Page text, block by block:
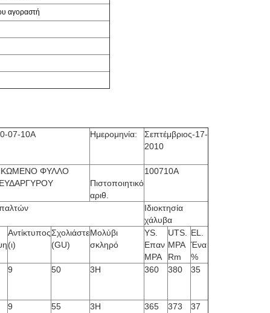
αγοραστή
07-10A Ημερομηνία:
Σεπτέμβριος-17-
2010
ΦΥΛΛΟ
Πιστοποιητικό
αριθ.
100710A
παλτών
Ιδιοκτησία
χάλυβα
Αντίκτυπος
(ι)
Σχολιάστε
(GU)
Μολύβι
σκληρό
YS.
Επαν
MPA
UTS.
MPA
Rm
EL.
Ένα
%
9 50 3H 360 380 35
9 55 3H 365 373 37